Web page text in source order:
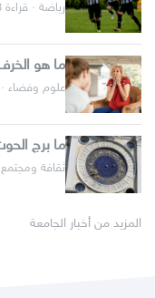
رياضة · قراءة 3 دقائق
ما هو
علوم وفضاء ·
ما برج
ثقافة ومجتمع ·
المزيد من أخبار الجامعة